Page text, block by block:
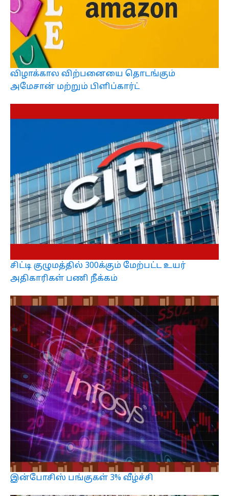
விழாக்கால விற்பனையை தொடங்கும்
அமேசான் மற்றும் பிளிப்கார்ட்
சிட்டி குழுமத்தில் 300க்கும் மேற்பட்ட உயர்
அதிகாரிகள் பணி நீக்கம்
இன்போசிஸ் பங்குகள் 3% வீழ்ச்சி